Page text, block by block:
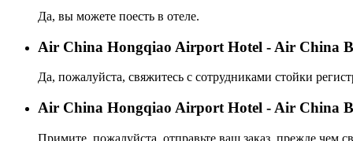
Да, вы можете поесть в отеле.
Air China Hongqiao Airport Hotel - Air China
Да, пожалуйста, свяжитесь с сотрудниками стойки
Air China Hongqiao Airport Hotel - Air China
Примите, пожалуйста, отправьте ваш заказ, прежде чем